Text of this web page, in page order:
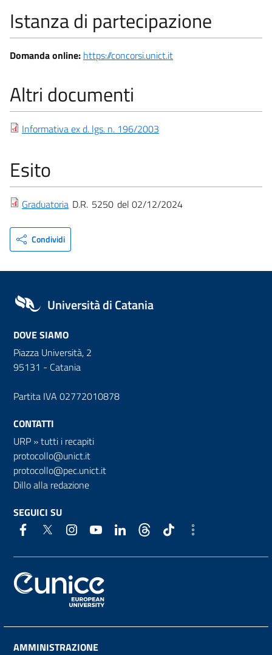
Istanza di partecipazione
Domanda online: https://concorsi.unict.it
Altri documenti
Informativa ex d. lgs. n. 196/2003
Esito
Graduatoria D.R. 5250 02/12/2024
Condividi
Università di Catania
DOVE SIAMO
Piazza Università, 2
95131 - Catania
Partita IVA 02772010878
CONTATTI
URP »tutti i recapiti
protocollo@unict.it
protocollo@pec.unict.it
Dillo alla redazione
SEGUICI SU
AMMINISTRAZIONE